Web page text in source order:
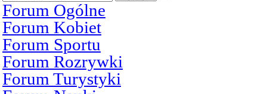
Forum Ogólne
Forum Kobiet
Forum Sportu
Forum Rozrywki
Forum Turystyki